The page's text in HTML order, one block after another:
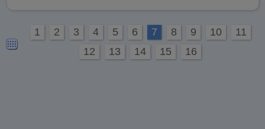
1 2 3 4 5 6 7 8 9 10
11
12
13 14 15 16